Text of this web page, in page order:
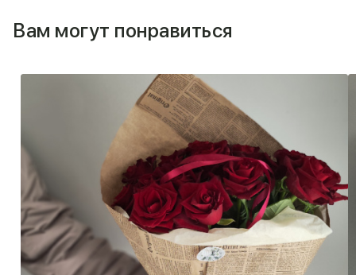
Вам могут понравиться